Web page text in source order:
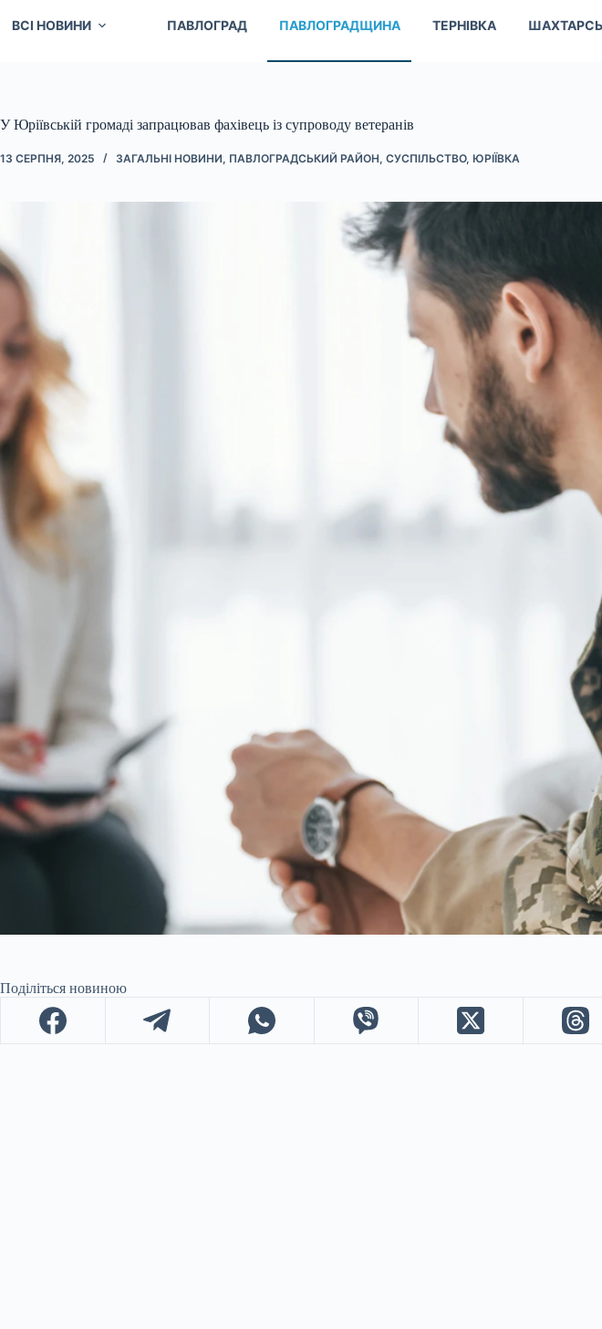
ВСІ НОВИНИ ПАВЛОГРАД ПАВЛОГРАДЩИНА ТЕРНІВКА
У Юріївській громаді запрацював фахівець із супроводу ветеранів
13 СЕРПНЯ, 2025 ЗАГАЛЬНІ НОВИНИ, ПАВЛОГРАДСЬКИЙ РАЙОН, СУСПІЛЬСТВО, ЮРІЇВКА
Поділіться новиною